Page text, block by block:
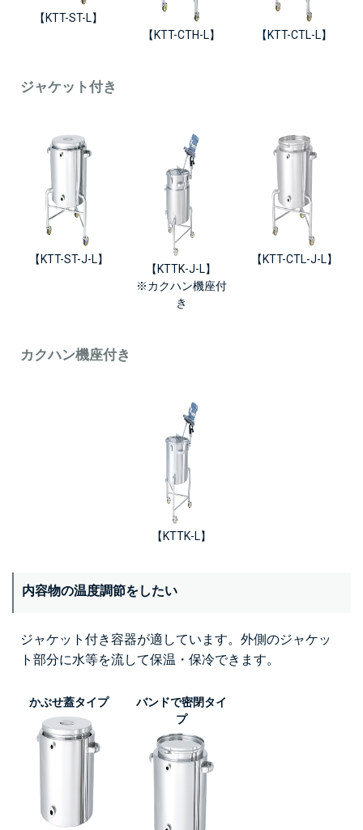
【KTT-ST-L】
【KTT-CTH-L】
【KTT-CTL-L】
ジャケット付き
【KTT-ST-J-L】
【KTTK-J-L】
※カクハン機座付
き
【KTT-CTL-J-L】
カクハン機座付き
【KTTK-L】
内容物の温度調節をしたい
ジャケット付き容器が適しています。外側のジャケッ
ト部分に水等を流して保温・保冷できます。
かぶせ蓋タイプ
バンドで密閉タイ
プ